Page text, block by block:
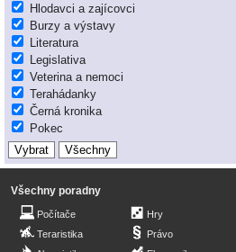
Hlodavci a zajícovci
Burzy a výstavy
Literatura
Legislativa
Veterina a nemoci
Terahádanky
Černá kronika
Pokec
Všechny poradny
Počítače
Teraristika
Hry
Právo